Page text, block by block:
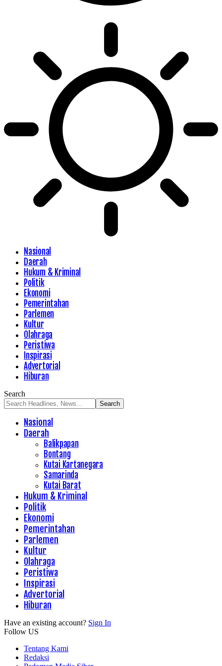
Nasional
Daerah
Hukum & Kriminal
Politik
Ekonomi
Pemerintahan
Parlemen
Kultur
Olahraga
Peristiwa
Inspirasi
Advertorial
Hiburan
Search
Nasional
Daerah
Balikpapan
Bontang
Kutai Kartanegara
Samarinda
Kutai Barat
Hukum & Kriminal
Politik
Ekonomi
Pemerintahan
Parlemen
Kultur
Olahraga
Peristiwa
Inspirasi
Advertorial
Hiburan
Have an existing account? Sign In
Follow US
Tentang Kami
Redaksi